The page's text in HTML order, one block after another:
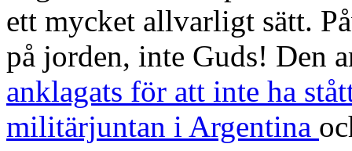
ett mycket allvarligt sätt.
på jorden, inte Guds! Den
anklagats för att inte ha
militärjuntan i Argentina